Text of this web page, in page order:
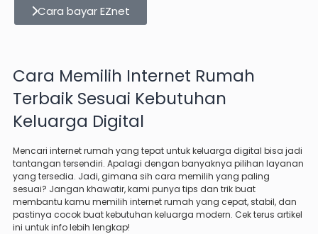
Cara bayar EZnet
Cara Memilih Internet Rumah
Terbaik Sesuai Kebutuhan
Keluarga Digital
Mencari internet rumah yang tepat untuk keluarga digital bisa jadi
tantangan tersendiri. Apalagi dengan banyaknya pilihan layanan
yang tersedia. Jadi, gimana sih cara memilih yang paling
sesuai? Jangan khawatir, kami punya tips dan trik buat
membantu kamu memilih internet rumah yang cepat, stabil, dan
pastinya cocok buat kebutuhan keluarga modern. Cek terus artikel
ini untuk info lebih lengkap!